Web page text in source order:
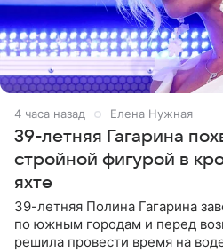
4 часа назад Елена Нужная
39-летняя Гагарина
стройной фигурой в
яхте
39-летняя Полина Гагарина
по южным городам и перед
решила провести время на